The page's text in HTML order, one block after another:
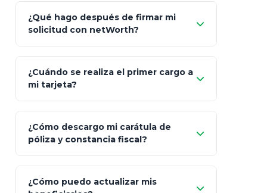
App Store (iOS) Google Play
Bienvenida
"¿Aún no tienes cuenta?
Regístrate"
¿Qué hago después de firmar mi
solicitud con netWorth?
¿Cuándo se realiza el primer cargo a
mi tarjeta?
¿Cómo descargo mi carátula de
póliza y constancia fiscal?
"Mis Pólizas" > "Documentos"
¿Cómo puedo actualizar mis